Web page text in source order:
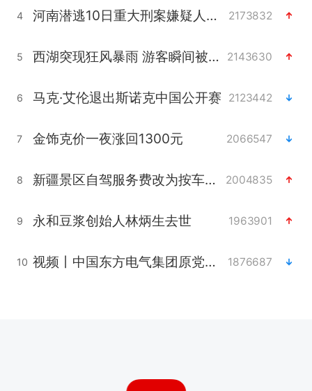
4 河南潜逃10日重大刑案嫌疑人落网 2173832
5 西湖突现狂风暴雨 游客瞬间被浇透 2143630
6 马克·艾伦退出斯诺克中国公开赛 2123442
7 金饰克价一夜涨回1300元 2066547
8 新疆景区自驾服务费改为按车收费 2004835
9 永和豆浆创始人林炳生去世 1963901
10 视频丨中国东方电气集团原党组副书记、董事宋致远被查 1876687